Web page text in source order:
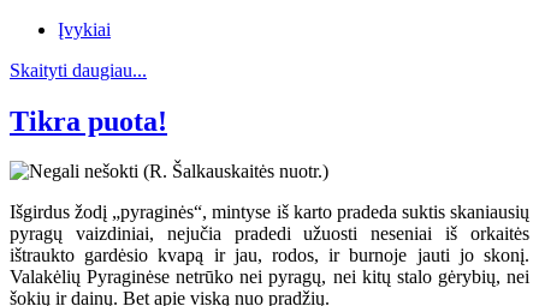
Įvykiai
Skaityti daugiau...
Tikra puota!
Išgirdus žodį „pyraginės“, mintyse iš karto pradeda suktis skaniausių
pyragų vaizdiniai, nejučia pradedi užuosti neseniai iš orkaitės
ištraukto gardėsio kvapą ir jau, rodos, ir burnoje jauti jo skonį.
Valakėlių Pyraginėse netrūko nei pyragų, nei kitų stalo gėrybių, nei
šokių ir dainų. Bet apie viską nuo pradžių.